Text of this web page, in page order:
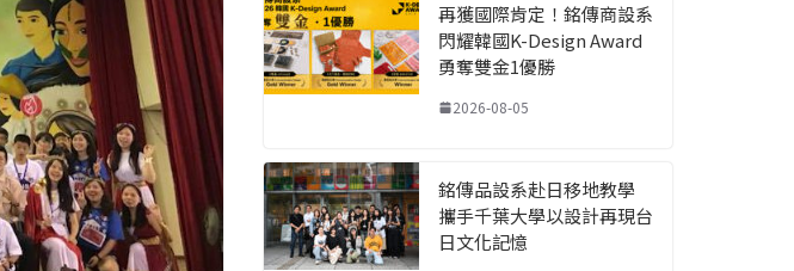
再獲國際肯定！銘傳商設系
閃耀韓國K-Design Award
勇奪雙金1優勝
2026-08-05
銘傳品設系赴日移地教學
攜手千葉大學以設計再現台
日文化記憶